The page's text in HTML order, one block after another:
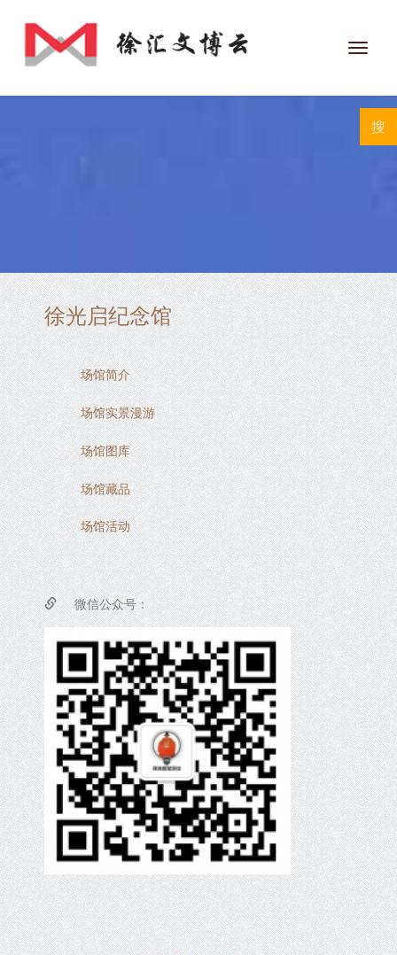
徐光启纪念馆
场馆简介
场馆实景漫游
场馆图库
场馆藏品
场馆活动
微信公众号：